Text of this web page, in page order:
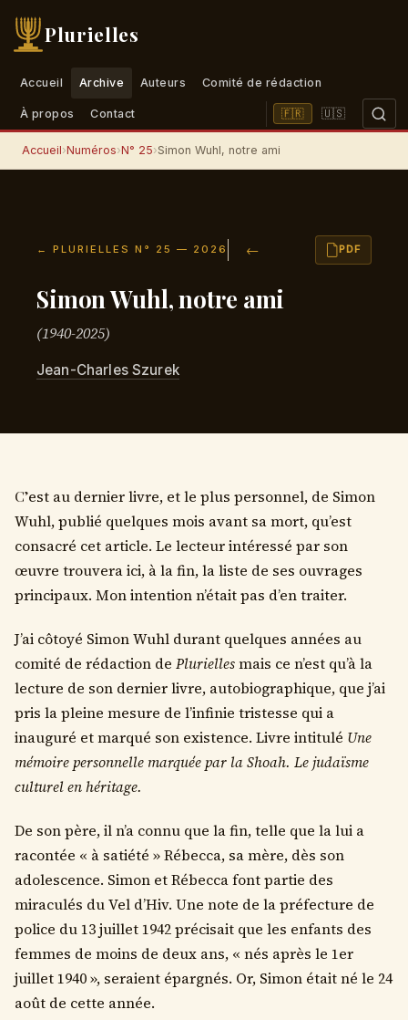
Plurielles
Accueil Archive Auteurs Comité de rédaction
À propos Contact 🇫🇷 🇺🇸
Accueil›Numéros›N° 25›Simon Wuhl, notre ami
← PLURIELLES N° 25 — 2026 ← PDF
Simon Wuhl, notre ami
(1940-2025)
Jean-Charles Szurek
C’est au dernier livre, et le plus personnel, de Simon
Wuhl, publié quelques mois avant sa mort, qu’est
consacré cet article. Le lecteur intéressé par son
œuvre trouvera ici, à la fin, la liste de ses ouvrages
principaux. Mon intention n’était pas d’en traiter.
J’ai côtoyé Simon Wuhl durant quelques années au
comité de rédaction de Pluriellesmais ce n’est qu’à la
lecture de son dernier livre, autobiographique, que j’ai
pris la pleine mesure de l’infinie tristesse qui a
inauguré et marqué son existence. Livre intitulé Une
mémoire personnelle marquée par la Shoah. Le judaïsme
culturel en héritage.
De son père, il n’a connu que la fin, telle que la lui a
racontée « à satiété » Rébecca, sa mère, dès son
adolescence. Simon et Rébecca font partie des
miraculés du Vel d’Hiv. Une note de la préfecture de
police du 13 juillet 1942 précisait que les enfants des
femmes de moins de deux ans, « nés après le 1er
juillet 1940 », seraient épargnés. Or, Simon était né le 24
août de cette année.